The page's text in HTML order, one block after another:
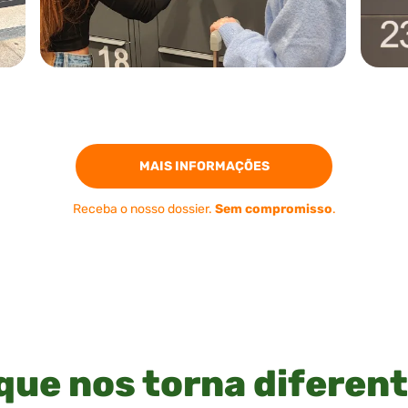
MAIS INFORMAÇÕES
Receba o nosso dossier. Sem compromisso.
nos torna